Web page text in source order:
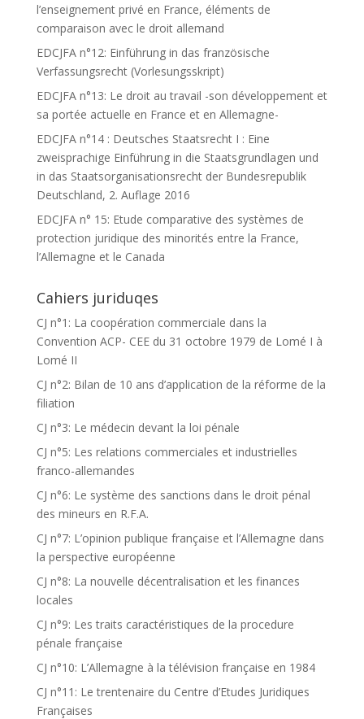
l’enseignement privé en France, éléments de
comparaison avec le droit allemand
EDCJFA n°12: Einführung in das französische
Verfassungsrecht (Vorlesungsskript)
EDCJFA n°13: Le droit au travail -son développement et
sa portée actuelle en France et en Allemagne-
EDCJFA n°14 : Deutsches Staatsrecht I : Eine
zweisprachige Einführung in die Staatsgrundlagen und
in das Staatsorganisationsrecht der Bundesrepublik
Deutschland, 2. Auflage 2016
EDCJFA n° 15: Etude comparative des systèmes de
protection juridique des minorités entre la France,
l’Allemagne et le Canada
Cahiers juriduqes
CJ n°1: La coopération commerciale dans la
Convention ACP- CEE du 31 octobre 1979 de Lomé I à
Lomé II
CJ n°2: Bilan de 10 ans d’application de la réforme de la
filiation
CJ n°3: Le médecin devant la loi pénale
CJ n°5: Les relations commerciales et industrielles
franco-allemandes
CJ n°6: Le système des sanctions dans le droit pénal
des mineurs en R.F.A.
CJ n°7: L’opinion publique française et l’Allemagne dans
la perspective européenne
CJ n°8: La nouvelle décentralisation et les finances
locales
CJ n°9: Les traits caractéristiques de la procedure
pénale française
CJ n°10: L’Allemagne à la télévision française en 1984
CJ n°11: Le trentenaire du Centre d’Etudes Juridiques
Françaises